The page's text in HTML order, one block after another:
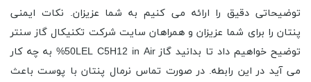
توضیحاتی دقیق را ارائه می کنیم به شما عزیزان. نکات ایمنی
پنتان را برای شما عزیزان و همراهان سایت شرکت تکنیکال گاز سنتر
توضیح خواهیم داد تا بدانید گاز 50LEL C5H12 in Air% به چه کار
می آید در این رابطه. در صورت تماس نرمال پنتان با پوست باعث